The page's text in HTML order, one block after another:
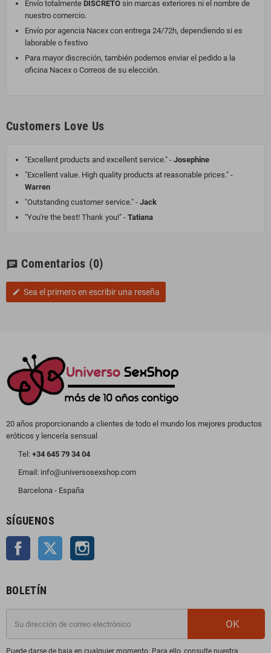
Envío totalmente DISCRETO sin marcas exteriores ni el nombre de
nuestro comercio.
Envío por agencia Nacex con entrega 24/72h, dependiendo si es
laborable o festivo
Para mayor discreción, también podemos enviar el pedido a la
oficina Nacex o Correos de su elección.
Customers Love Us
"Excellent products and excellent service." - Josephine
"Excellent value. High quality products at reasonable prices." -
Warren
"Outstanding customer service." - Jack
"You're the best! Thank you!" - Tatiana
chat Comentarios (0)
edit Sea el primero en escribir una reseña
20 años proporcionando a clientes de todo el mundo los mejores productos
eróticos y lencería sensual
Tel: +34 645 79 34 04
Email: info@universosexshop.com
Barcelona - España
SÍGUENOS
Facebook Twitter
BOLETÍN
OK
Puede darse de baja en cualquier momento. Para ello, consulte nuestra